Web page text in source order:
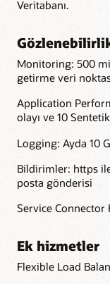
Veritabanı.
Monitoring: 500
getirme veri
Application
olayı ve 10
Logging: Ayda 10
Bildirimler: https
posta gönderisi
Service Connector
Ek hizmetler
Flexible Load